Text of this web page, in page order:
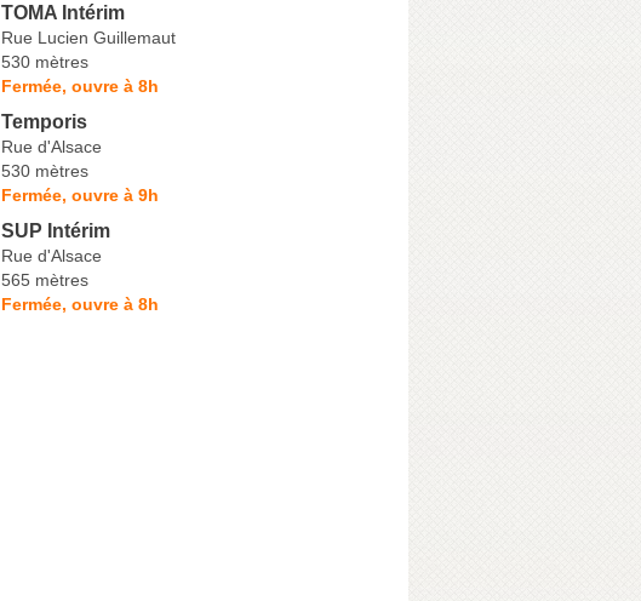
TOMA Intérim
Rue Lucien Guillemaut
530 mètres
Fermée, ouvre à 8h
Temporis
Rue d'Alsace
530 mètres
Fermée, ouvre à 9h
SUP Intérim
Rue d'Alsace
565 mètres
Fermée, ouvre à 8h